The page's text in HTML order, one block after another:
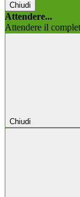
Chiudi
Attendere...
Attendere il
Chiudi